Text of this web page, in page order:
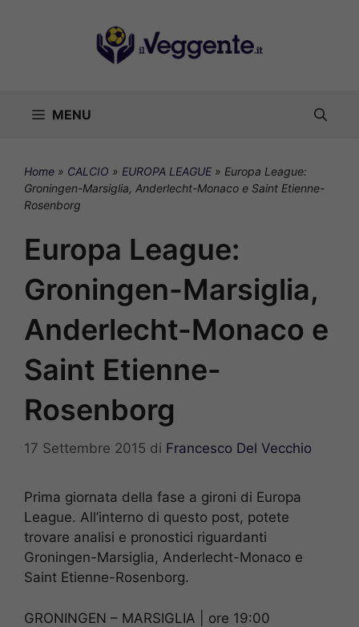
MENU
Home » CALCIO » EUROPA LEAGUE» Europa League:
Groningen-Marsiglia, Anderlecht-Monaco e Saint Etienne-
Rosenborg
Europa League:
Groningen-Marsiglia,
Anderlecht-Monaco e
Saint Etienne-
Rosenborg
17 Settembre 2015 di Francesco Del Vecchio
Prima giornata della fase a gironi di Europa
League. All’interno di questo post, potete
trovare analisi e pronostici riguardanti
Groningen-Marsiglia, Anderlecht-Monaco e
Saint Etienne-Rosenborg.
GRONINGEN – MARSIGLIA | ore 19:00